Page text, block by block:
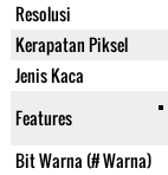
Resolusi
Kerapatan Piksel
Jenis Kaca
Features
Bit Warna (# Warna)